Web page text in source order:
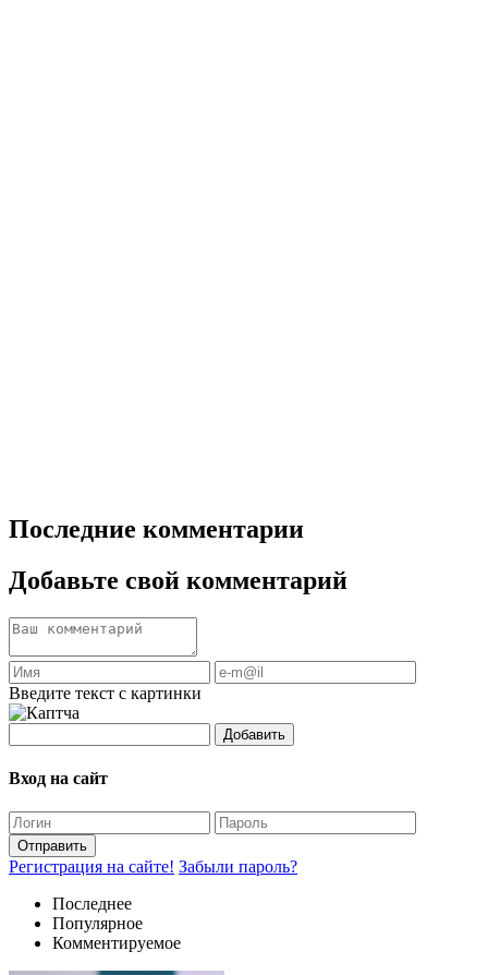
Последние комментарии
Добавьте свой комментарий
Введите текст с картинки
Добавить
Вход на сайт
Отправить
Регистрация на сайте! Забыли пароль?
Последнее
Популярное
Комментируемое